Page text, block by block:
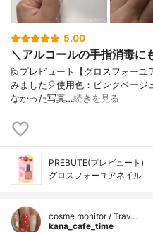
5.00
＼アルコールの手指消毒に
🙋プレビュート【グロスフォー
みました🎈⁡使用色：ピンクベー
なかった写真…続きを見る
PREBUTE(プレビュート)
グロスフォーユアネイル
cosme monitor / Trav…
kana_cafe_time